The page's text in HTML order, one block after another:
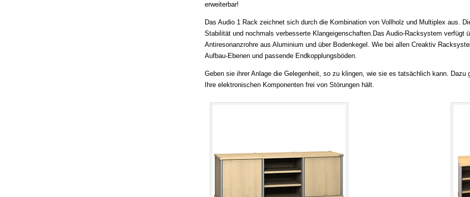
erweiterbar!
Das Audio 1 Rack zeichnet sich durch die Kombination von Vollholz und Multiplex aus.
Stabilität und nochmals verbesserte Klangeigenschaften.Das Audio-Racksystem verfügt
Antiresonanzrohre aus Aluminium und über Bodenkegel. Wie bei allen Creaktiv
Aufbau-Ebenen und passende Endkopplungsböden.
Geben sie ihrer Anlage die Gelegenheit, so zu klingen, wie sie es tatsächlich kann. Dazu
Ihre elektronischen Komponenten frei von Störungen hält.